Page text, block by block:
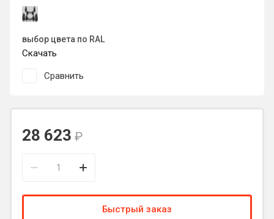
выбор цвета по RAL
Скачать
Сравнить
28 623 ₽
Быстрый заказ